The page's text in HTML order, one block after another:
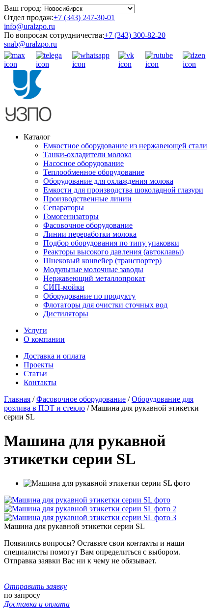
Ваш город:
Отдел продаж:+7 (343) 247-30-01
info@uralzpo.ru
По вопросам сотрудничества:+7 (343) 300-82-20
snab@uralzpo.ru
Каталог
Емкостное оборудование из нержавеющей стали
Танки-охладители молока
Насосное оборудование
Теплообменное оборудование
Оборудование для охлаждения молока
Емкости для производства шоколадной глазури
Производственные линии
Сепараторы
Гомогенизаторы
Фасовочное оборудование
Линии переработки молока
Подбор оборудования по типу упаковки
Реакторы высокого давления (автоклавы)
Шнековый конвейер (транспортер)
Модульные молочные заводы
Нержавеющий металлопрокат
СИП-мойки
Оборудование по продукту
Флотаторы для очистки сточных вод
Дистиляторы
Услуги
О компании
Доставка и оплата
Проекты
Статьи
Контакты
Главная /Фасовочное оборудование /Оборудование для
розлива в ПЭТ и стекло /Машина для рукавной этикетки
серии SL
Машина для рукавной
этикетки серии SL
Машина для рукавной этикетки серии SL
Появились вопросы? Оставьте свои контакты и наши
специалисты помогут Вам определиться с выбором.
Отправка заявки Вас ни к чему не обязывает.
Отправить заявку
по запросу
Доставка и оплата